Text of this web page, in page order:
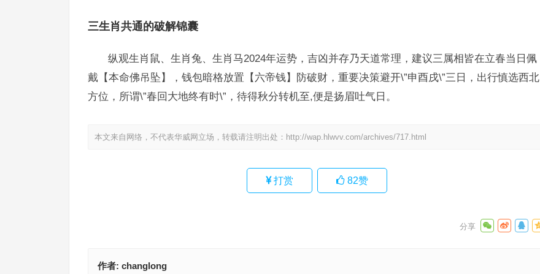
三生肖共通的破解锦囊
纵观生肖鼠、生肖兔、生肖马2024年运势，吉凶并存乃天道常理，建议三属相皆在立春当日佩
戴【本命佛吊坠】，钱包暗格放置【六帝钱】防破财，重要决策避开\”申酉戌\”三日，出行慎选西北
方位，所谓\”春回大地终有时\”，待得秋分转机至,便是扬眉吐气日。
本文来自网络，不代表华威网立场，转载请注明出处： http://wap.hlwvv.com/archives/717.html
打赏 82赞
作者: changlong